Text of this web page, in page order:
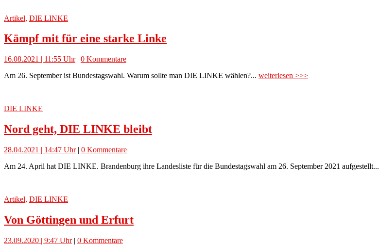
Artikel, DIE LINKE
Kämpf mit für eine starke Linke
16.08.2021 | 11:55 Uhr| 0 Kommentare
Am 26. September ist Bundestagswahl. Warum sollte man DIE LINKE wählen?... weiterlesen >>>
DIE LINKE
Nord geht, DIE LINKE bleibt
28.04.2021 | 14:47 Uhr| 0 Kommentare
Am 24. April hat DIE LINKE. Brandenburg ihre Landesliste für die Bundestagswahl am 26. September 2021 aufgestellt...
Artikel, DIE LINKE
Von Göttingen und Erfurt
23.09.2020 | 9:47 Uhr| 0 Kommentare